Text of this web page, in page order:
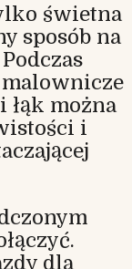
świetna
sposób na
można
i
dla